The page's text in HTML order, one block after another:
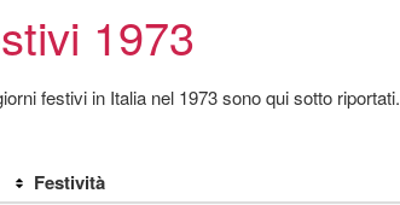
1973
festivi in Italia nel 1973 sono qui sotto riportati.
Festività